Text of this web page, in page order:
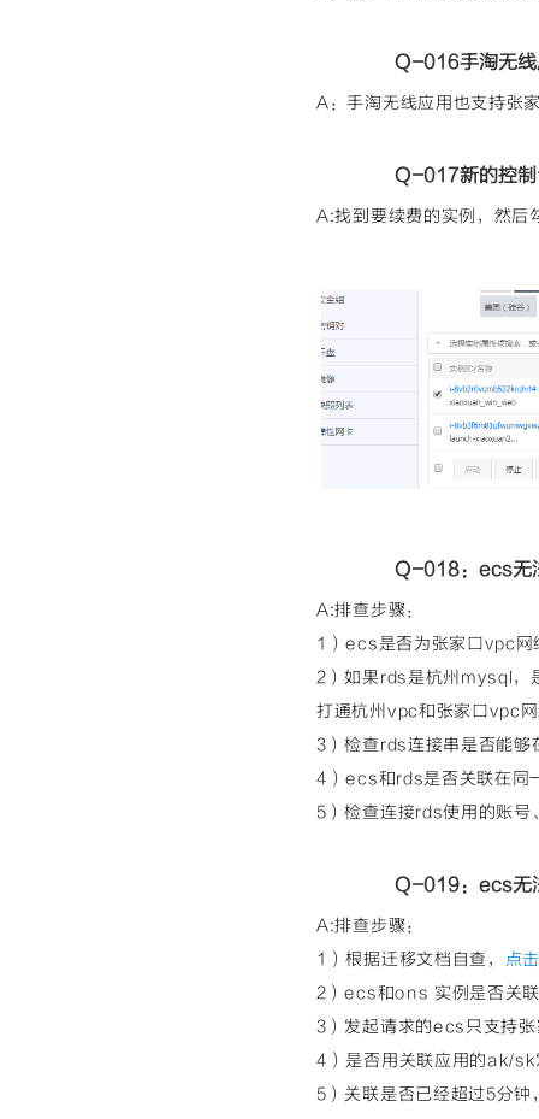
Q-016手淘无线
A：手淘无线应用也支持张
Q-017新的控制
A:找到要续费的实例，然后
Q-018：ecs无
A:排查步骤：
1）ecs是否为张家口vpc网
2）如果rds是杭州mysql，
打通杭州vpc和张家口vpc
3）检查rds连接串是否能
4）ecs和rds是否关联在同
5）检查连接rds使用的账号
Q-019：ecs无
A:排查步骤：
1）根据迁移文档自查，
点
2）ecs和ons 实例是否关
3）发起请求的ecs只支持
4）是否用关联应用的ak/sk
5）关联是否已经超过5分